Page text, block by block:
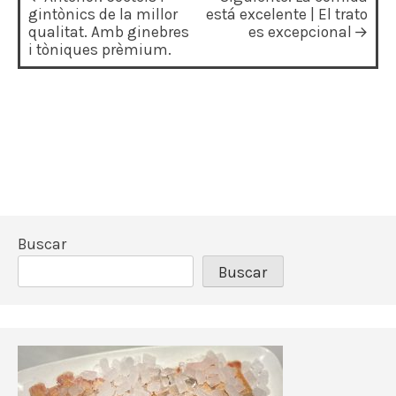
a
v
ó
n
d
e
n
gintònics de la millor
qualitat. Amb ginebres
i tòniques prèmium.
está excelente | El trato
es excepcional
Buscar
Buscar